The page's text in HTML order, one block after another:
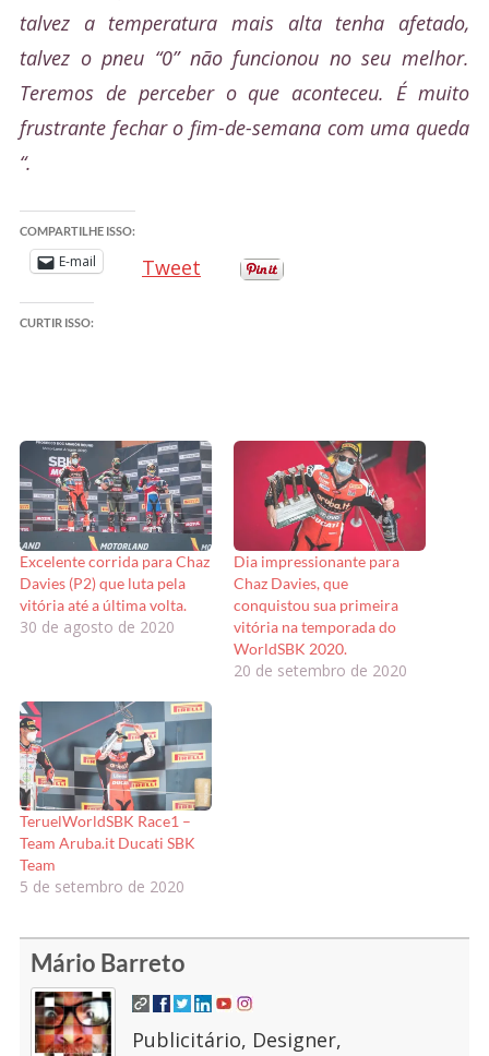
talvez a temperatura mais alta tenha afetado,
talvez o pneu “0” não funcionou no seu melhor.
Teremos de perceber o que aconteceu. É muito
frustrante fechar o fim-de-semana com uma queda
“.
COMPARTILHE ISSO:
E-mail Tweet
CURTIR ISSO:
Excelente corrida para Chaz
Davies (P2) que luta pela
vitória até a última volta.
30 de agosto de 2020
Dia impressionante para
Chaz Davies, que
conquistou sua primeira
vitória na temporada do
WorldSBK 2020.
20 de setembro de 2020
TeruelWorldSBK Race1 –
Team Aruba.it Ducati SBK
Team
5 de setembro de 2020
Mário Barreto
Publicitário, Designer,